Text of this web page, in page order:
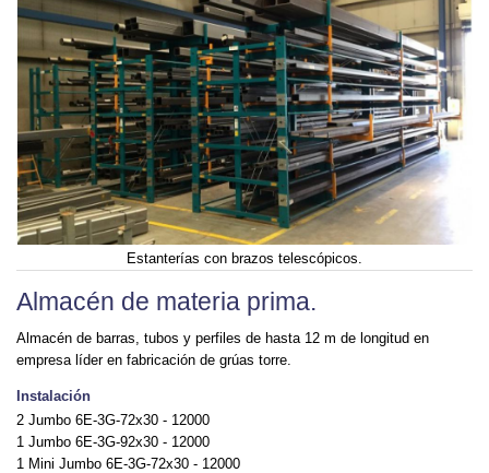
Estanterías con brazos telescópicos.
Almacén de materia prima.
Almacén de barras, tubos y perfiles de hasta 12 m de longitud en
empresa líder en fabricación de grúas torre.
Instalación
2 Jumbo 6E-3G-72x30 - 12000
1 Jumbo 6E-3G-92x30 - 12000
1 Mini Jumbo 6E-3G-72x30 - 12000